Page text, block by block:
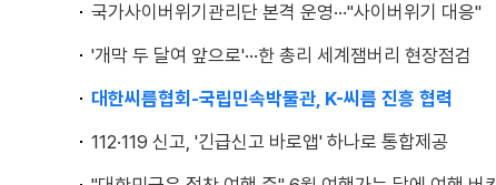
국가사이버위기관리단 본격 운영···"사이버위기 대응"
'개막 두 달여 앞으로'···한 총리 세계잼버리 현장점검
대한씨름협회-국립민속박물관, K-씨름 진흥 협력
112·119 신고, '긴급신고 바로앱' 하나로 통합제공